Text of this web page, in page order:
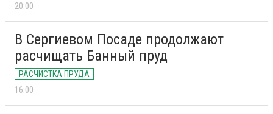
20:00
В Сергиевом Посаде продолжают
расчищать Банный пруд
РАСЧИСТКА ПРУДА
16:00